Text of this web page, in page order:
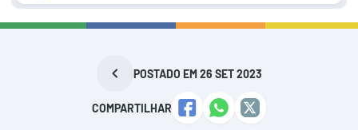
POSTADO EM 26 SET 2023
COMPARTILHAR